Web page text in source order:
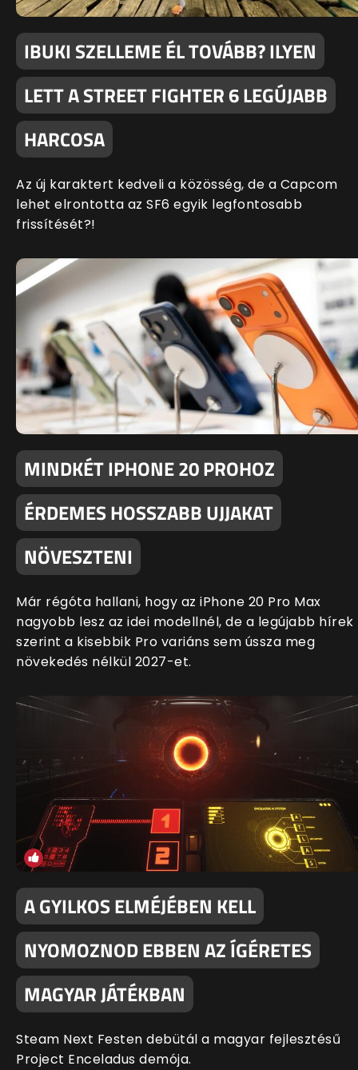
IBUKI SZELLEME ÉL TOVÁBB? ILYEN
LETT A STREET FIGHTER 6 LEGÚJABB
HARCOSA
Az új karaktert kedveli a közösség, de a Capcom
lehet elrontotta az SF6 egyik legfontosabb
frissítését?!
MINDKÉT IPHONE 20 PROHOZ
ÉRDEMES HOSSZABB UJJAKAT
NÖVESZTENI
Már régóta hallani, hogy az iPhone 20 Pro Max
nagyobb lesz az idei modellnél, de a legújabb hírek
szerint a kisebbik Pro variáns sem ússza meg
növekedés nélkül 2027-et.
A GYILKOS ELMÉJÉBEN KELL
NYOMOZNOD EBBEN AZ ÍGÉRETES
MAGYAR JÁTÉKBAN
Steam Next Festen debütál a magyar fejlesztésű
Project Enceladus demója.